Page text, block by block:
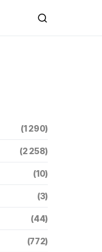
(1 290)
(2 258)
(10)
(3)
(44)
(772)